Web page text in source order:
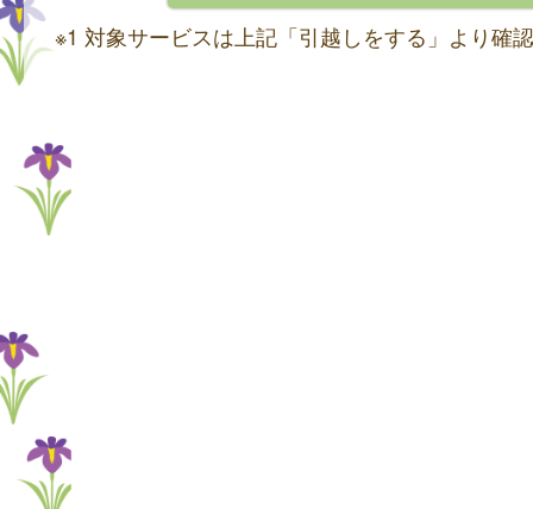
※1 対象サービスは上記「引越しをする」より確